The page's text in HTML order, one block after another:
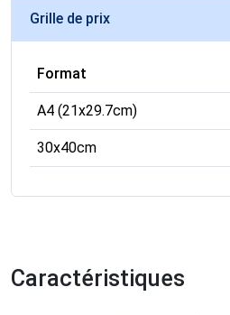
Grille de prix
Format
A4 (21x29.7cm)
30x40cm
Caractéristiques